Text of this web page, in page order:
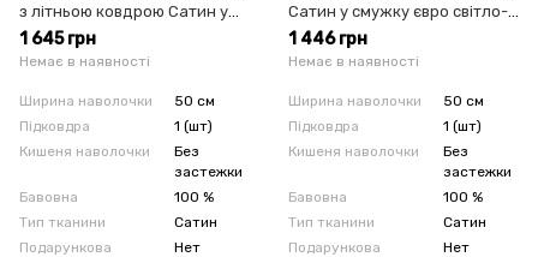
з літньою ковдрою Сатин у
смужку євро світло-сірий
1 645 грн
Немає в наявності
Ширина наволочки
50 см
Підковдра
1 (шт)
Кишеня наволочки
Без
застежки
Бавовна
100 %
Тип тканини
Сатин
Подарункова
Нет
Сатин у смужку євро світло-
сірий
1 446 грн
Немає в наявності
Ширина наволочки
50 см
Підковдра
1 (шт)
Кишеня наволочки
Без
застежки
Бавовна
100 %
Тип тканини
Сатин
Подарункова
Нет